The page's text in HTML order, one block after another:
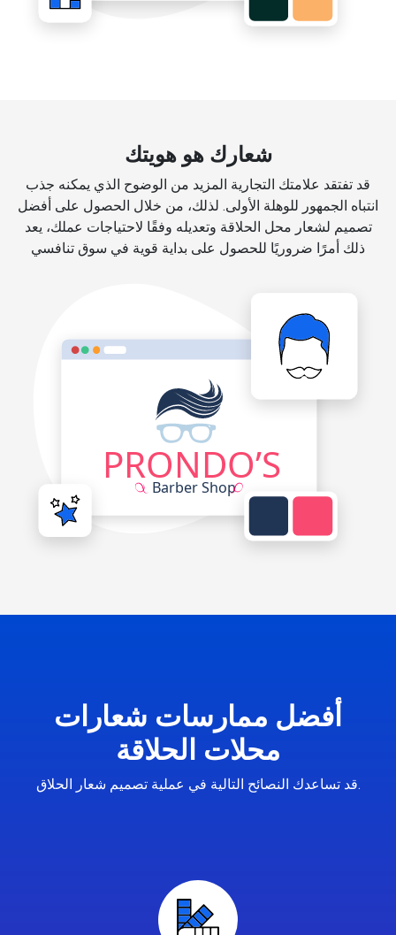
شعارك هو هويتك
قد تفتقد علامتك التجارية المزيد من الوضوح الذي يمكنه جذب
انتباه الجمهور للوهلة الأولى. لذلك، من خلال الحصول على أفضل
تصميم لشعار محل الحلاقة وتعديله وفقًا لاحتياجات عملك، يعد
ذلك أمرًا ضروريًا للحصول على بداية قوية في سوق تنافسي
أفضل ممارسات شعارات
محلات الحلاقة
قد تساعدك النصائح التالية في عملية تصميم شعار الحلاق.